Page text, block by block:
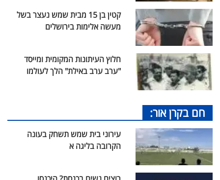
קטין בן 15 מבית שמש נעצר בשל
מעשה אלימות בירושלים
חלוץ העיתונות המקומית ומייסד
"ערב ערב באילת" הלך לעולמו
חם בקרן אור:
עירוני בית שמש תשחק בעונה
הקרובה בליגה א